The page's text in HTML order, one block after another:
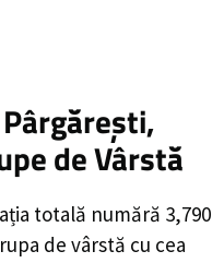
de Vârstă
totală numără 3,790
de vârstă cu cea